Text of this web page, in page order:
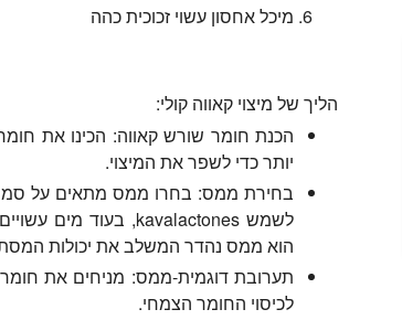
מיכל אחסון עשוי זכוכית כהה
הליך של מיצוי קאווה קולי:
הכנת חומר שורש קאווה: הכינו את
יותר כדי לשפר את המיצוי.
בחירת ממס: בחרו ממס מתאים על סמך
הוא ממס נהדר המשלב את יכולות המסת
תערובת דוגמית-ממס: מניחים את
לכיסוי החומר הצמחי.